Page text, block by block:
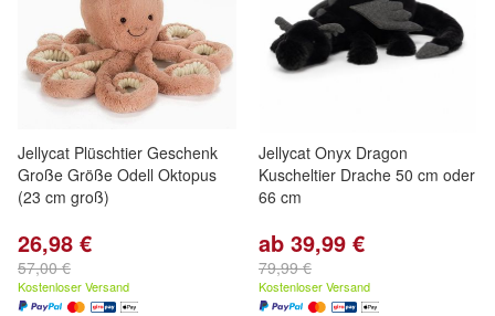
Jellycat Plüschtier Geschenk
Große Größe Odell Oktopus
(23 cm groß)
26,98 €
57,00 €
Kostenloser Versand
Jellycat Onyx Dragon
Kuscheltier Drache 50 cm oder
66 cm
ab 39,99 €
79,99 €
Kostenloser Versand